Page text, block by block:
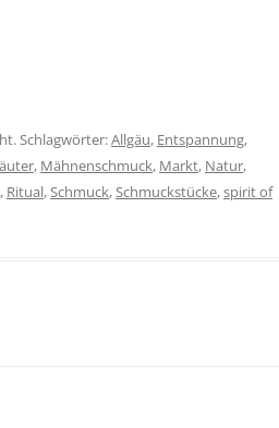
Schlagwörter:Allgäu, Entspannung,
, Mähnenschmuck, Markt, Natur,
, Ritual,Schmuck,Schmuckstücke,spirit of